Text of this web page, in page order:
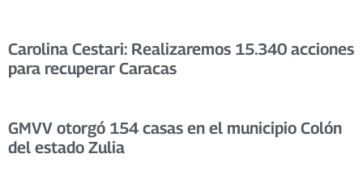
Carolina Cestari: Realizaremos 15.340 acciones
para recuperar Caracas
GMVV otorgó 154 casas en el municipio Colón
del estado Zulia